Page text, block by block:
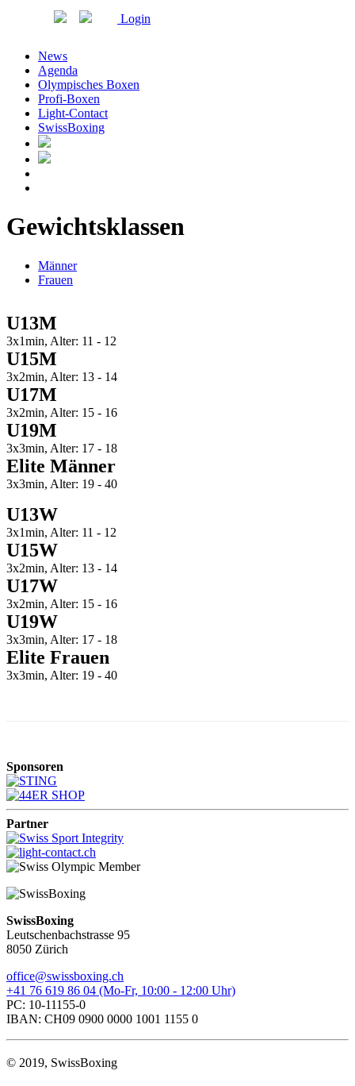
Login
News
Agenda
Olympisches Boxen
Profi-Boxen
Light-Contact
SwissBoxing
Gewichtsklassen
Männer
Frauen
U13M
3x1min, Alter: 11 - 12
U15M
3x2min, Alter: 13 - 14
U17M
3x2min, Alter: 15 - 16
U19M
3x3min, Alter: 17 - 18
Elite Männer
3x3min, Alter: 19 - 40
U13W
3x1min, Alter: 11 - 12
U15W
3x2min, Alter: 13 - 14
U17W
3x2min, Alter: 15 - 16
U19W
3x3min, Alter: 17 - 18
Elite Frauen
3x3min, Alter: 19 - 40
Sponsoren
Partner
SwissBoxing
Leutschenbachstrasse 95
8050 Zürich
office@swissboxing.ch
+41 76 619 86 04 (Mo-Fr, 10:00 - 12:00 Uhr)
PC: 10-11155-0
IBAN: CH09 0900 0000 1001 1155 0
© 2019, SwissBoxing